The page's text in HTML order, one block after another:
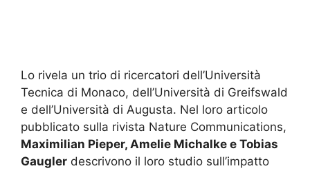
Lo rivela un trio di ricercatori dell’Università
Tecnica di Monaco, dell’Università di Greifswald
e dell’Università di Augusta. Nel loro articolo
pubblicato sulla rivista Nature Communications,
Maximilian Pieper, Amelie Michalke e Tobias
Gaugler descrivono il loro studio sull’impatto